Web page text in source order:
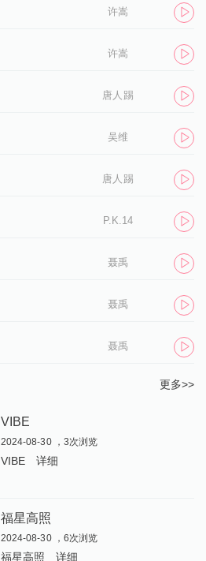
许嵩
许嵩
唐人踢
吴维
唐人踢
P.K.14
聂禹
聂禹
聂禹
更多>>
VIBE
2024-08-30 ，3次浏览
VIBE 详细
福星高照
2024-08-30 ，6次浏览
福星高照 详细